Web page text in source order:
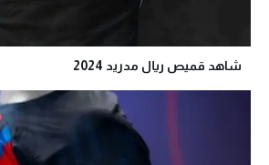
شاهد قميص ريال مدريد 2024